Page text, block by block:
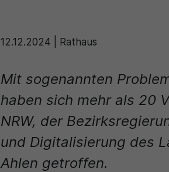
12.12.2024 Rathaus
Mit sogenannten
haben sich mehr als 20
NRW, der
und Digitalisierung des
Ahlen getroffen.